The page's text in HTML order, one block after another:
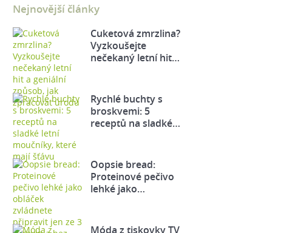
Nejnovější články
Cuketová zmrzlina?
Vyzkoušejte
nečekaný letní hit…
Rychlé buchty s
broskvemi: 5
receptů na sladké…
Oopsie bread:
Proteinové pečivo
lehké jako…
Móda z tiskovky TV